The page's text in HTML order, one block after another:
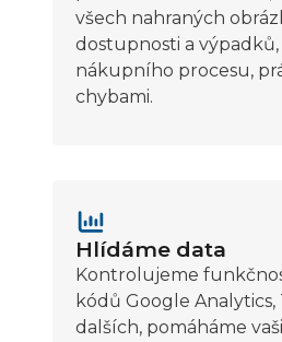
všech nahraných
dostupnosti a
nákupního procesu,
chybami.
Hlídáme data
Kontrolujeme
kódů Google Analytics,
dalších, pomáháme